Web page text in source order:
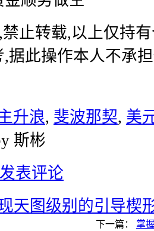
止转载,以上仅持
据此操作本人不承
升浪, 斐波那契, 美
斯彬
发表评论
天图级别的引导楔
下一篇： 掌